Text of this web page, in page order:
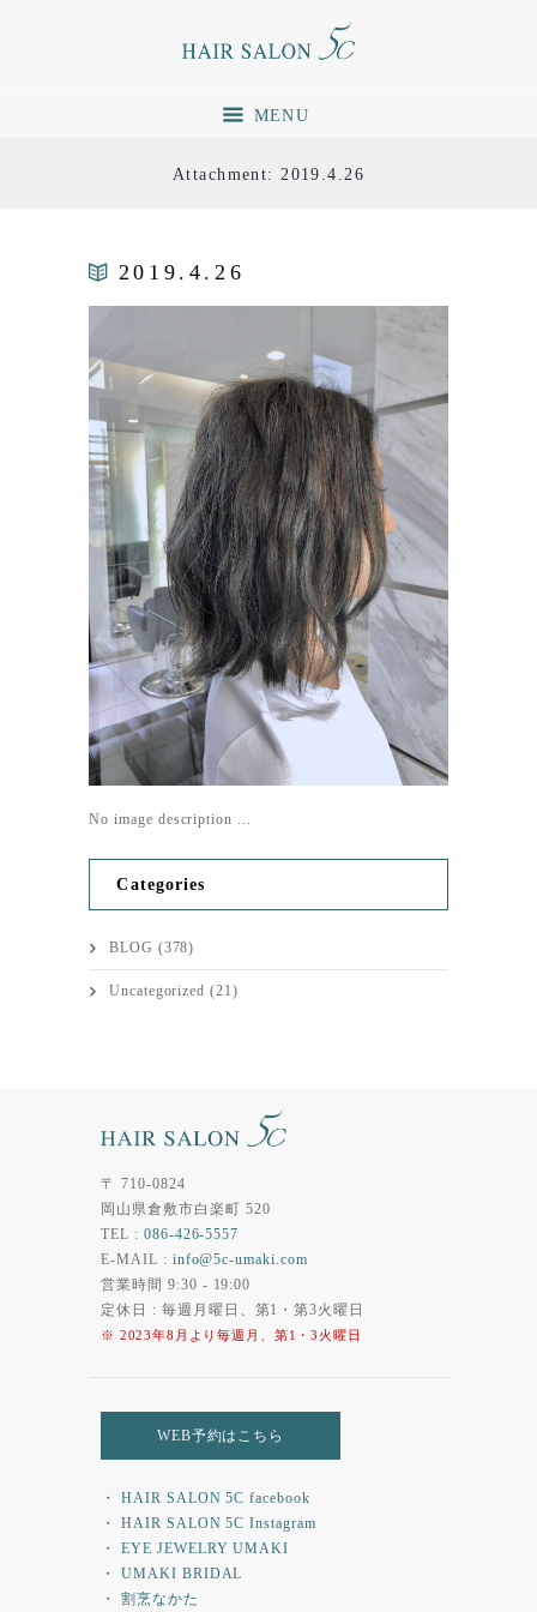
MENU
Attachment: 2019.4.26
2019.4.26
No image description ...
Categories
BLOG (378)
Uncategorized (21)
〒 710-0824
岡山県倉敷市白楽町 520
TEL : 086-426-5557
E-MAIL : info@5c-umaki.com
営業時間 9:30 - 19:00
定休日 : 毎週月曜日、第1・第3火曜日
※ 2023年8月より毎週月、第1・3火曜日
WEB予約はこちら
・ HAIR SALON 5C facebook
・ HAIR SALON 5C Instagram
・ EYE JEWELRY UMAKI
・ UMAKI BRIDAL
・ 割烹なかた